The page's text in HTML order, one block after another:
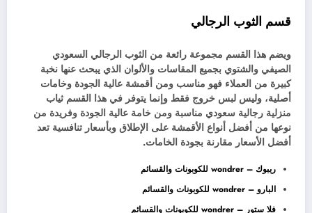
قسم الثوب الرجالي
ويضم هذا القسم مجموعة رائعة من الثوب الرجالي السعودي
الصيفي والشتوي بجميع المقاسات والألوان الذي يبحث عنها نخبة
كبيرة من العملاء فهو مناسب ومن أقمشة عالية الجودة وخامات
أصلية، وليس لبس خروج فقط وإنما يتوفر في هذا القسم ثياب
منزلية رجالية سعودي مناسبة ومن خامة عالية الجودة وفريدة من
نوعها من أفضل أنواع الأقمشة على الإطلاق وبأسعار تنافسية تعد
أفضل الأسعار مقارنة بجودة الخامات.
ريبوك – wondrer للكوبونات والقسائم
البارو – wondrer للكوبونات والقسائم
فلا ستور – wondrer للكوبونات والقسائم